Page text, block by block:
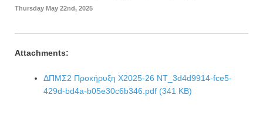
Thursday May 22nd, 2025
Attachments:
ΔΠΜΣ2 Προκήρυξη X2025-26 ΝΤ_3d4d9914-fce5-
429d-bd4a-b05e30c6b346.pdf (341 KB)